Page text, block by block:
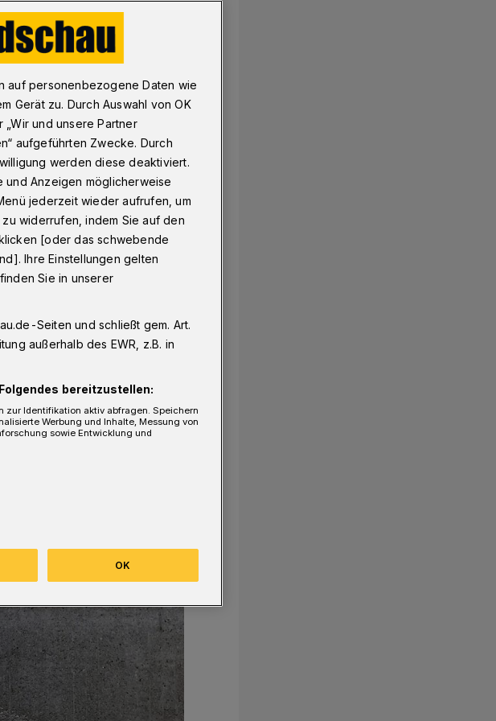
sind
in der
gefeiert.
2.0“
für
Mitglied
auf personenbezogene Daten wie
Gerät zu. Durch Auswahl von OK
und unsere Partner
aufgeführten Zwecke. Durch
werden diese deaktiviert.
und Anzeigen möglicherweise
jederzeit wieder aufrufen, um
widerrufen, indem Sie auf den
[oder das schwebende
Ihre Einstellungen gelten
Sie in unserer
Seiten und schließt gem. Art.
außerhalb des EWR, z.B. in
bereitzustellen:
Identifikation aktiv abfragen. Speichern
Werbung und Inhalte, Messung von
sowie Entwicklung und
OK